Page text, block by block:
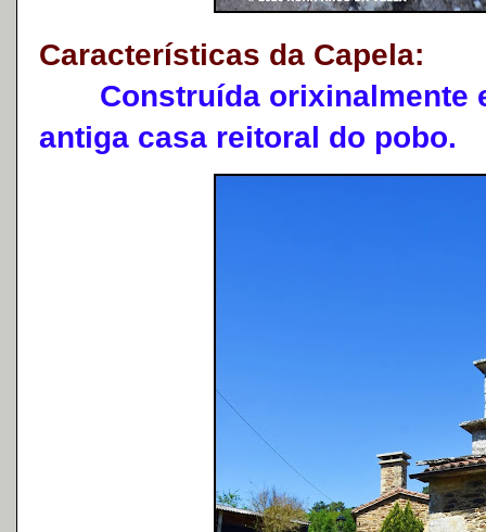
Características da Capela:
Construída orixinalmente
antiga casa reitoral do pobo.